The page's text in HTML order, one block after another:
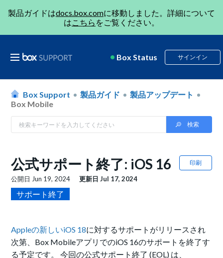
製品ガイドはdocs.box.comに移動しました。詳細について
はこちら をご覧ください。
Box Status サインイン
Box Support 製品ガイド
製品アップデート
Box Mobile
印刷
公式サポート終了: iOS 16
公開日 Jun 19, 2024 更新日Jul 17, 2024
サポート終了
Appleの新しいiOS 18に対するサポートがリリースされ
次第、 Box MobileアプリでのiOS 16のサポートを終了す
る予定です。 今回の公式サポート終了 (EOL) は、